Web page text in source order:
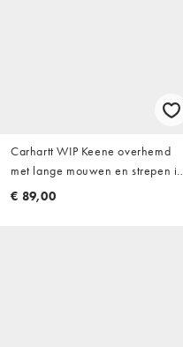
Carhartt WIP Keene overhemd
met lange mouwen en strepen in
wit
€ 89,00